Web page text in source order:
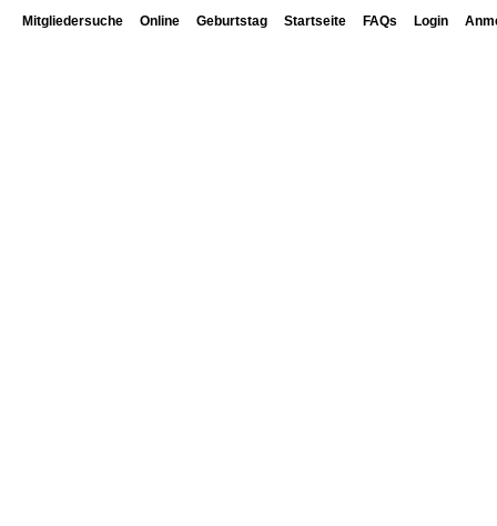
Mitgliedersuche Online Geburtstag Startseite FAQs Login